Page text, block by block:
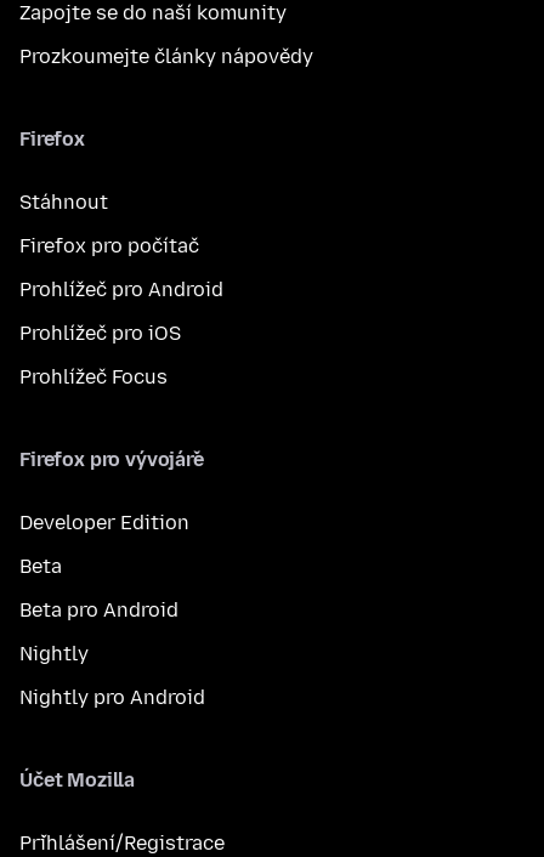
Zapojte se do naší komunity
Prozkoumejte články nápovědy
Firefox
Stáhnout
Firefox pro počítač
Prohlížeč pro Android
Prohlížeč pro iOS
Prohlížeč Focus
Firefox pro vývojáře
Developer Edition
Beta
Beta pro Android
Nightly
Nightly pro Android
Účet Mozilla
Přihlášení/Registrace